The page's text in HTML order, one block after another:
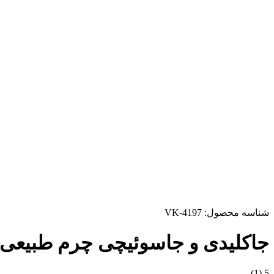
شناسه محصول: VK-4197
جاکلیدی و جاسوئیچی چرم طبیعی